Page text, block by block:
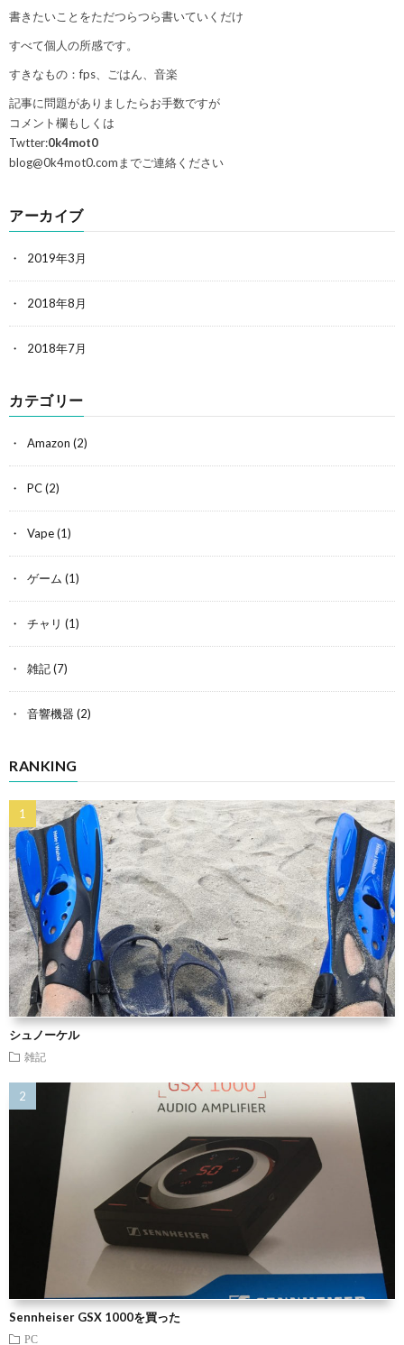
書きたいことをただつらつら書いていくだけ
すべて個人の所感です。
すきなもの：fps、ごはん、音楽
記事に問題がありましたらお手数ですが
コメント欄もしくは
Twtter:0k4mot0
blog@0k4mot0.comまでご連絡ください
アーカイブ
2019年3月
2018年8月
2018年7月
カテゴリー
Amazon (2)
PC(2)
Vape(1)
ゲーム (1)
チャリ (1)
雑記(7)
音響機器 (2)
RANKING
シュノーケル
雑記
Sennheiser GSX 1000を買った
PC